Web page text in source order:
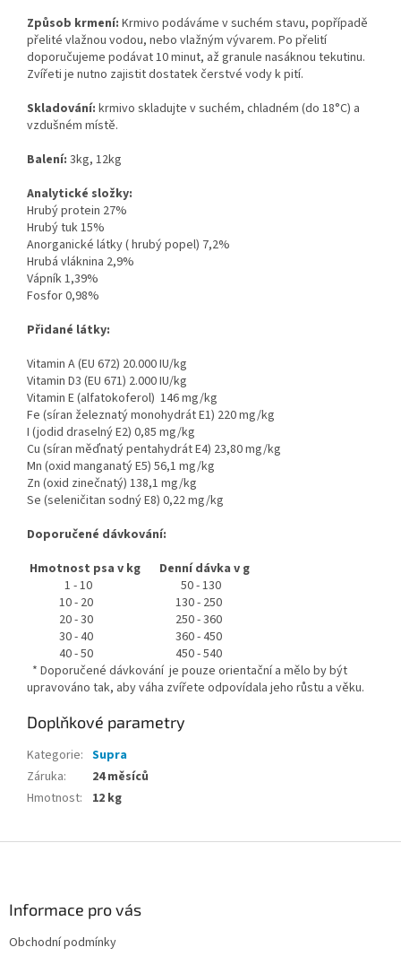
Způsob krmení: Krmivo podáváme v suchém stavu, popřípadě
přelité vlažnou vodou, nebo vlažným vývarem. Po přelití
doporučujeme podávat 10 minut, až granule nasáknou tekutinu.
Zvířeti je nutno zajistit dostatek čerstvé vody k pití.
Skladování: krmivo skladujte v suchém, chladném (do 18°C) a
vzdušném místě.
Balení: 3kg, 12kg
Analytické složky:
Hrubý protein 27%
Hrubý tuk 15%
Anorganické látky ( hrubý popel) 7,2%
Hrubá vláknina 2,9%
Vápník 1,39%
Fosfor 0,98%
Přidané látky:
Vitamin A (EU 672) 20.000 IU/kg
Vitamin D3 (EU 671) 2.000 IU/kg
Vitamin E (alfatokoferol) 146 mg/kg
Fe (síran železnatý monohydrát E1) 220 mg/kg
I (jodid draselný E2) 0,85 mg/kg
Cu (síran měďnatý pentahydrát E4) 23,80 mg/kg
Mn (oxid manganatý E5) 56,1 mg/kg
Zn (oxid zinečnatý) 138,1 mg/kg
Se (seleničitan sodný E8) 0,22 mg/kg
Doporučené dávkování:
Hmotnost psa v kg
Denní dávka v g
1 - 10
50 - 130
10 - 20
130 - 250
20 - 30
250 - 360
30 - 40
360 - 450
40 - 50
450 - 540
* Doporučené dávkování je pouze orientační a mělo by být
upravováno tak, aby váha zvířete odpovídala jeho růstu a věku.
Doplňkové parametry
Kategorie: Supra
Záruka:
24 měsíců
Hmotnost: 12 kg
Informace pro vás
Obchodní podmínky